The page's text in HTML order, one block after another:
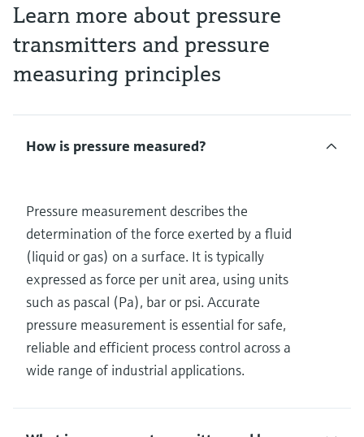
Learn more about pressure
transmitters and pressure
measuring principles
How is pressure measured?
Pressure measurement describes the
determination of the force exerted by a fluid
(liquid or gas) on a surface. It is typically
expressed as force per unit area, using units
such as pascal (Pa), bar or psi. Accurate
pressure measurement is essential for safe,
reliable and efficient process control across a
wide range of industrial applications.